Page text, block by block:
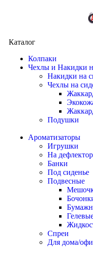
Каталог
Колпаки
Чехлы и Накидки
Накидки на
Чехлы на
Подушки
Ароматизаторы
Игрушки
На дефлектор
Банки
Под сиденье
Подвесные
Спреи
Для дома/